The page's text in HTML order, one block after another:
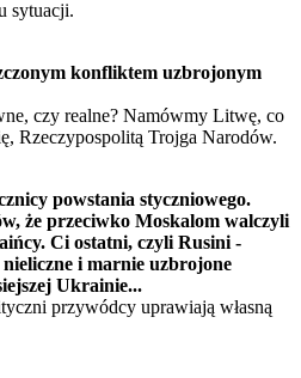
sytuacji.
konfliktem uzbrojonym
czy realne? Namówmy Litwę, co
Rzeczypospolitą Trojga Narodów.
powstania styczniowego.
że przeciwko Moskalom walczyli
Ci ostatni, czyli Rusini -
i marnie uzbrojone
Ukrainie...
przywódcy uprawiają własną